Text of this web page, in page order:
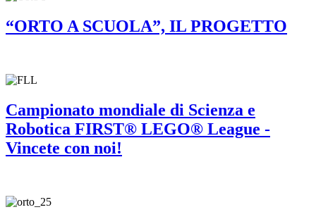
“ORTO A SCUOLA”, IL PROGETTO
Campionato mondiale di Scienza e
Robotica FIRST® LEGO® League -
Vincete con noi!